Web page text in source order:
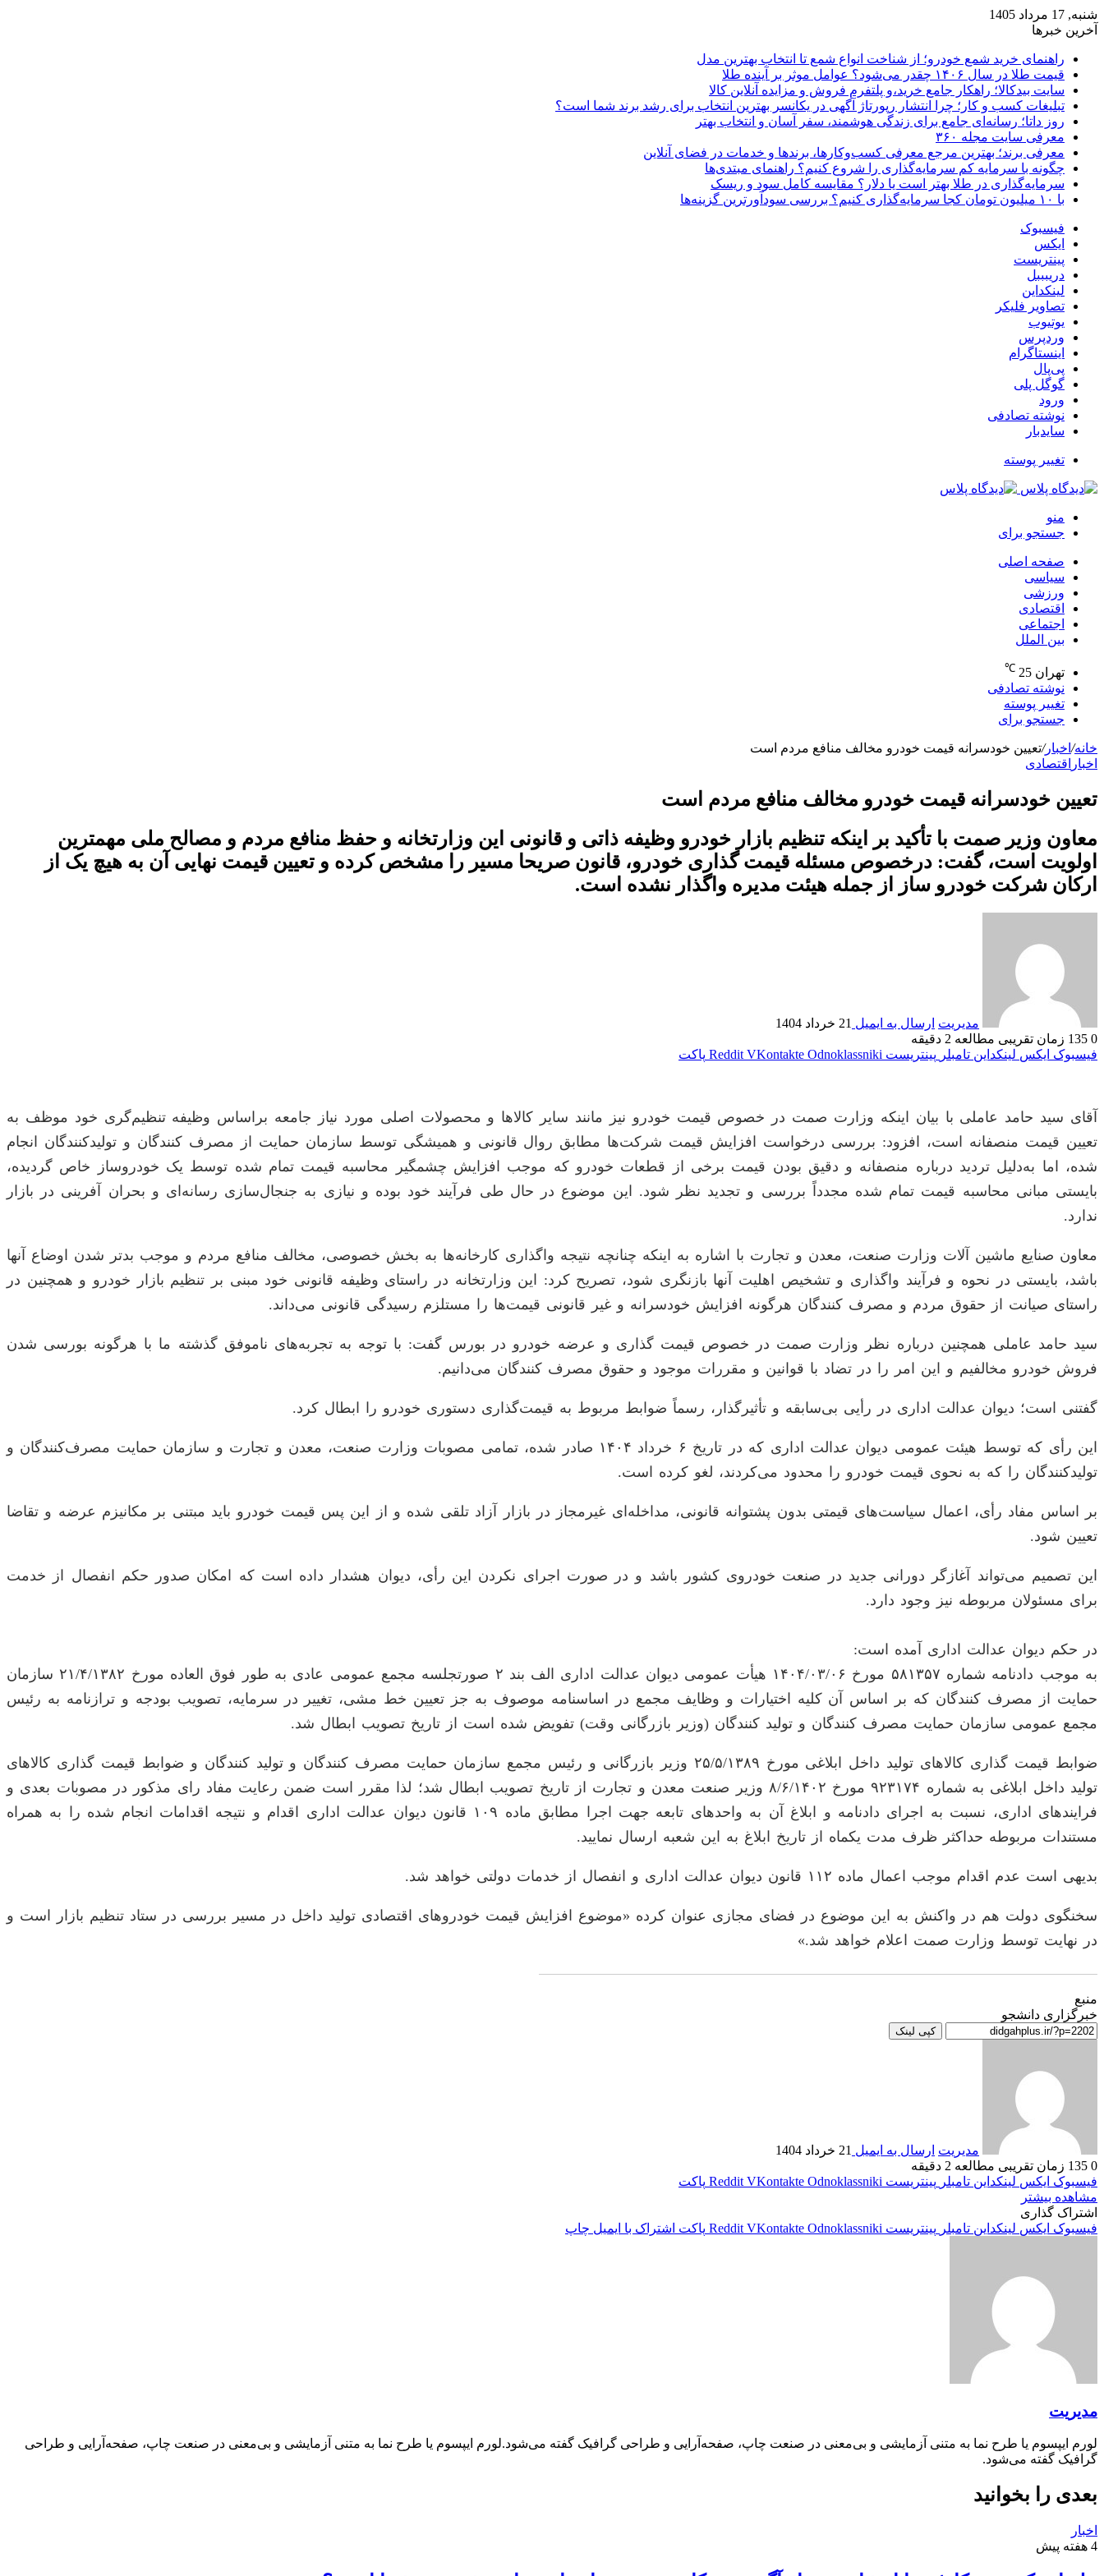
شنبه, 17 مرداد 1405
آخرین خبرها
راهنمای خرید شمع خودرو؛ از شناخت انواع شمع تا انتخاب بهترین مدل
قیمت طلا در سال ۱۴۰۶ چقدر می‌شود؟ عوامل موثر بر آینده طلا
سایت بیدکالا؛ راهکار جامع خرید،و پلتفرم فروش و مزایده آنلاین کالا
تبلیغات کسب و کار؛ چرا انتشار رپورتاژ آگهی در یکانسر بهترین انتخاب برای رشد برند شما است؟
روز داتا؛ رسانه‌ای جامع برای زندگی هوشمند، سفر آسان و انتخاب بهتر
معرفی سایت مجله ۳۶۰
معرفی برند؛ بهترین مرجع معرفی کسب‌وکارها، برندها و خدمات در فضای آنلاین
چگونه با سرمایه کم سرمایه‌گذاری را شروع کنیم؟ راهنمای مبتدی‌ها
سرمایه‌گذاری در طلا بهتر است یا دلار؟ مقایسه کامل سود و ریسک
با ۱۰ میلیون تومان کجا سرمایه‌گذاری کنیم؟ بررسی سودآورترین گزینه‌ها
فیسبوک
ایکس
پینتریست
دریبببل
لینکداین
تصاویر فلیکر
یوتیوب
وردپرس
اینستاگرام
پی‌پال
گوگل پلی
ورود
نوشته تصادفی
سایدبار
تغییر پوسته
منو
جستجو برای
صفحه اصلی
سیاسی
ورزشی
اقتصادی
اجتماعی
بین الملل
تهران 25
℃
نوشته تصادفی
تغییر پوسته
جستجو برای
خانه/ اخبار/تعیین خودسرانه قیمت خودرو مخالف منافع مردم است
اخبار اقتصادی
تعیین خودسرانه قیمت خودرو مخالف منافع مردم است
معاون وزیر صمت با تأکید بر اینکه تنظیم بازار خودرو وظیفه ذاتی و قانونی این وزارتخانه و حفظ منافع مردم و مصالح ملی مهمترین
اولویت است، گفت: درخصوص مسئله قیمت گذاری خودرو، قانون صریحا مسیر را مشخص کرده و تعیین قیمت نهایی آن به هیچ یک از
ارکان شرکت خودرو ساز از جمله هیئت مدیره واگذار نشده است.
مدیریت ارسال به ایمیل 21 خرداد 1404
0
زمان تقریبی مطالعه 2 دقیقه
فیسبوک ایکس لینکداین تامبلر پینتریست Reddit VKontakte Odnoklassniki پاکت
آقای سید حامد عاملی با بیان اینکه وزارت صمت در خصوص قیمت خودرو نیز مانند سایر کالا‌ها و محصولات اصلی مورد نیاز جامعه براساس وظیفه تنظیم‌گری خود موظف به
تعیین قیمت منصفانه است، افزود: بررسی درخواست افزایش قیمت شرکت‌ها مطابق روال قانونی و همیشگی توسط سازمان حمایت از مصرف کنندگان و تولیدکنندگان انجام
شده، اما به‌دلیل تردید درباره منصفانه و دقیق بودن قیمت برخی از قطعات خودرو که موجب افزایش چشمگیر محاسبه قیمت تمام شده توسط یک خودروساز خاص گردیده،
بایستی مبانی محاسبه قیمت تمام شده مجدداً بررسی و تجدید نظر شود. این موضوع در حال طی فرآیند خود بوده و نیازی به جنجال‌سازی رسانه‌ای و بحران آفرینی در بازار
ندارد.
معاون صنایع ماشین آلات وزارت صنعت، معدن و تجارت با اشاره به اینکه چنانچه نتیجه واگذاری کارخانه‌ها به بخش خصوصی، مخالف منافع مردم و موجب بدتر شدن اوضاع آنها
باشد، بایستی در نحوه و فرآیند واگذاری و تشخیص اهلیت آنها بازنگری شود، تصریح کرد: این وزارتخانه در راستای وظیفه قانونی خود مبنی بر تنظیم بازار خودرو و همچنین در
راستای صیانت از حقوق مردم و مصرف کنندگان هرگونه افزایش خودسرانه و غیر قانونی قیمت‌ها را مستلزم رسیدگی قانونی می‌داند.
سید حامد عاملی همچنین درباره نظر وزارت صمت در خصوص قیمت گذاری و عرضه خودرو در بورس گفت: با توجه به تجربه‌های ناموفق گذشته ما با هرگونه بورسی شدن
فروش خودرو مخالفیم و این امر را در تضاد با قوانین و مقررات موجود و حقوق مصرف کنندگان می‌دانیم.
گفتنی است؛ دیوان عدالت اداری در رأیی بی‌سابقه و تأثیرگذار، رسماً ضوابط مربوط به قیمت‌گذاری دستوری خودرو را ابطال کرد.
این رأی که توسط هیئت عمومی دیوان عدالت اداری که در تاریخ ۶ خرداد ۱۴۰۴ صادر شده، تمامی مصوبات وزارت صنعت، معدن و تجارت و سازمان حمایت مصرف‌کنندگان و
تولیدکنندگان را که به نحوی قیمت خودرو را محدود می‌کردند، لغو کرده است.
بر اساس مفاد رأی، اعمال سیاست‌های قیمتی بدون پشتوانه قانونی، مداخله‌ای غیرمجاز در بازار آزاد تلقی شده و از این پس قیمت خودرو باید مبتنی بر مکانیزم عرضه و تقاضا
تعیین شود.
این تصمیم می‌تواند آغازگر دورانی جدید در صنعت خودروی کشور باشد و در صورت اجرای نکردن این رأی، دیوان هشدار داده است که امکان صدور حکم انفصال از خدمت
برای مسئولان مربوطه نیز وجود دارد.
در حکم دیوان عدالت اداری آمده است:
به موجب دادنامه شماره ۵۸۱۳۵۷ مورخ ۱۴۰۴/۰۳/۰۶ هیأت عمومی دیوان عدالت اداری الف بند ۲ صورتجلسه مجمع عمومی عادی به طور فوق العاده مورخ ۲۱/۴/۱۳۸۲ سازمان
حمایت از مصرف کنندگان که بر اساس آن کلیه اختیارات و وظایف مجمع در اساسنامه موصوف به جز تعیین خط مشی، تغییر در سرمایه، تصویب بودجه و ترازنامه به رئیس
مجمع عمومی سازمان حمایت مصرف کنندگان و تولید کنندگان (وزیر بازرگانی وقت) تفویض شده است از تاریخ تصویب ابطال شد.
ضوابط قیمت گذاری کالا‌های تولید داخل ابلاغی مورخ ۲۵/۵/۱۳۸۹ وزیر بازرگانی و رئیس مجمع سازمان حمایت مصرف کنندگان و تولید کنندگان و ضوابط قیمت گذاری کالا‌های
تولید داخل ابلاغی به شماره ۹۲۳۱۷۴ مورخ ۸/۶/۱۴۰۲ وزیر صنعت معدن و تجارت از تاریخ تصویب ابطال شد؛ لذا مقرر است ضمن رعایت مفاد رای مذکور در مصوبات بعدی و
فرایند‌های اداری، نسبت به اجرای دادنامه و ابلاغ آن به واحد‌های تابعه جهت اجرا مطابق ماده ۱۰۹ قانون دیوان عدالت اداری اقدام و نتیجه اقدامات انجام شده را به همراه
مستندات مربوطه حداکثر ظرف مدت یکماه از تاریخ ابلاغ به این شعبه ارسال نمایید.
بدیهی است عدم اقدام موجب اعمال ماده ۱۱۲ قانون دیوان عدالت اداری و انفصال از خدمات دولتی خواهد شد.
سخنگوی دولت هم در واکنش به این موضوع در فضای مجازی عنوان کرده «موضوع افزایش قیمت خودروهای اقتصادی تولید داخل در مسیر بررسی در ستاد تنظیم بازار است و
در نهایت توسط وزارت صمت اعلام خواهد شد.»
منبع
خبرگزاری دانشجو
کپی لینک
مدیریت ارسال به ایمیل 21 خرداد 1404
0
زمان تقریبی مطالعه 2 دقیقه
فیسبوک ایکس لینکداین تامبلر پینتریست Reddit VKontakte Odnoklassniki
پاکت
مشاهده بیشتر
اشتراک گذاری
فیسبوک ایکس لینکداین تامبلر پینتریست Reddit VKontakte Odnoklassniki پاکت اشتراک با ایمیل چاپ
مدیریت
لورم ایپسوم یا طرح‌ نما به متنی آزمایشی و بی‌معنی در صنعت چاپ، صفحه‌آرایی و طراحی گرافیک گفته می‌شود.لورم ایپسوم یا طرح‌ نما به متنی آزمایشی و بی‌معنی در صنعت چاپ، صفحه‌آرایی و طراحی
گرافیک گفته می‌شود.
بعدی را بخوانید
اخبار
4 هفته پیش